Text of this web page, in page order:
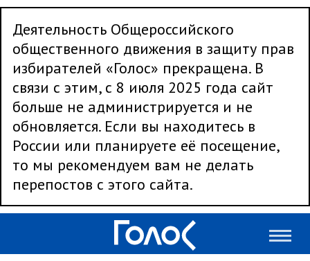
Деятельность Общероссийского
общественного движения в защиту прав
избирателей «Голос» прекращена. В
связи с этим, с 8 июля 2025 года сайт
больше не администрируется и не
обновляется. Если вы находитесь в
России или планируете её посещение,
то мы рекомендуем вам не делать
перепостов с этого сайта.